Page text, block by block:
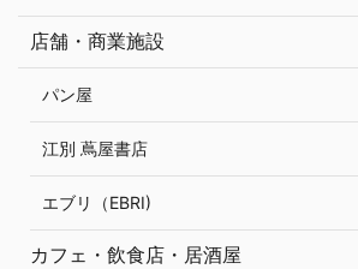
店舗・商業施設
パン屋
江別 蔦屋書店
エブリ（EBRI)
カフェ・飲食店・居酒屋